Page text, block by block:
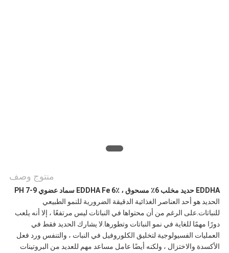
منتوج وصف
EDDHA حديد مخلب 6٪ مسحوق ، EDDHA Fe 6٪ سماد عضوي PH 7-9
الحديد هو أحد العناصر الغذائية الدقيقة الضرورية للنمو الطبيعي
للنباتات.على الرغم من أن محتواها في النباتات ليس مرتفعًا ، إلا أنه يلعب
دورًا مهمًا للغاية في نمو النباتات وتطورها.لا يشارك الحديد فقط في
العمليات الفسيولوجية لتخليق الكلوروفيل في النبات ، والتنفس ورد فعل
الأكسدة والاختزال ، ولكنه أيضًا عامل مساعد مهم للعديد من البروتينات